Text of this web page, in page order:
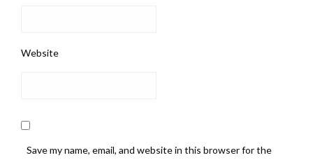
Website
Save my name, email, and website in this browser for the